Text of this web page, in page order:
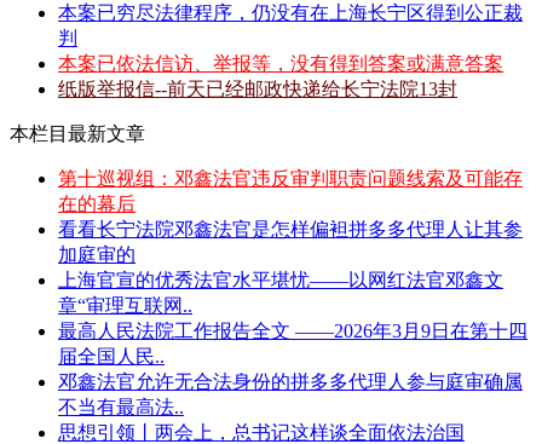
本案已穷尽法律程序，仍没有在上海长宁区得到公正裁
判
本案已依法信访、举报等，没有得到答案或满意答案
纸版举报信--前天已经邮政快递给长宁法院13封
本栏目最新文章
第十巡视组：邓鑫法官违反审判职责问题线索及可能存
在的幕后
看看长宁法院邓鑫法官是怎样偏袒拼多多代理人让其参
加庭审的
上海官宣的优秀法官水平堪忧——以网红法官邓鑫文
章“审理互联网..
最高人民法院工作报告全文 ——2026年3月9日在第十四
届全国人民..
邓鑫法官允许无合法身份的拼多多代理人参与庭审确属
不当有最高法..
思想引领丨两会上，总书记这样谈全面依法治国